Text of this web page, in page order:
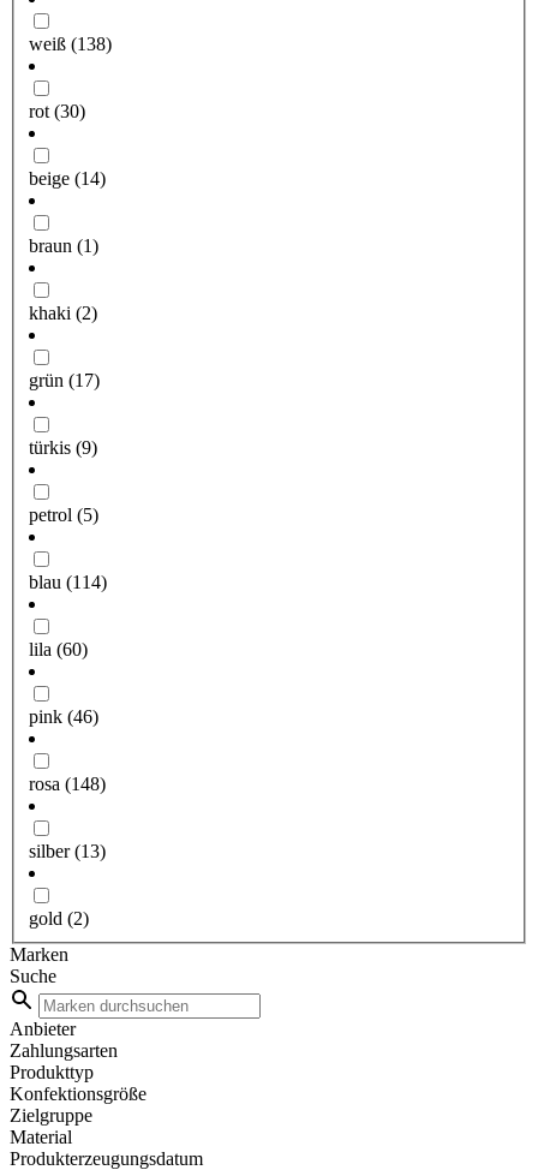
weiß (138)
rot (30)
beige (14)
braun (1)
khaki (2)
grün (17)
türkis (9)
petrol (5)
blau (114)
lila (60)
pink (46)
rosa (148)
silber(13)
gold (2)
Marken
Suche
Anbieter
Zahlungsarten
Produkttyp
Konfektionsgröße
Zielgruppe
Material
Produkterzeugungsdatum